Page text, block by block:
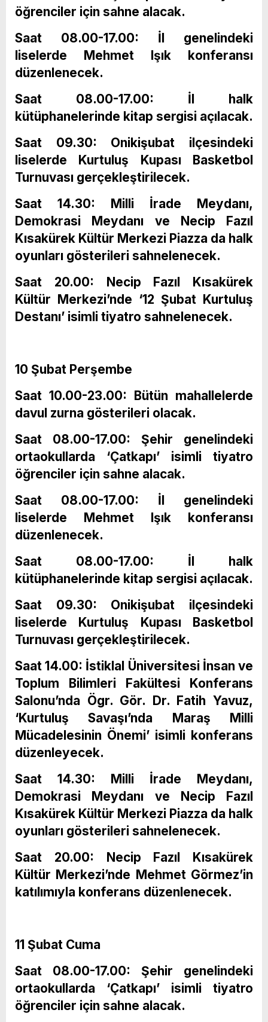
öğrenciler için sahne alacak.
Saat 08.00-17.00: İl genelindeki
liselerde Mehmet Işık konferansı
düzenlenecek.
Saat 08.00-17.00: İl halk
kütüphanelerinde kitap sergisi açılacak.
Saat 09.30: Onikişubat ilçesindeki
liselerde Kurtuluş Kupası Basketbol
Turnuvası gerçekleştirilecek.
Saat 14.30: Milli İrade Meydanı,
Demokrasi Meydanı ve Necip Fazıl
Kısakürek Kültür Merkezi Piazza da halk
oyunları gösterileri sahnelenecek.
Saat 20.00: Necip Fazıl Kısakürek
Kültür Merkezi’nde ‘12 Şubat Kurtuluş
Destanı’ isimli tiyatro sahnelenecek.
10 Şubat Perşembe
Saat 10.00-23.00: Bütün mahallelerde
davul zurna gösterileri olacak.
Saat 08.00-17.00: Şehir genelindeki
ortaokullarda ‘Çatkapı’ isimli tiyatro
öğrenciler için sahne alacak.
Saat 08.00-17.00: İl genelindeki
liselerde Mehmet Işık konferansı
düzenlenecek.
Saat 08.00-17.00: İl halk
kütüphanelerinde kitap sergisi açılacak.
Saat 09.30: Onikişubat ilçesindeki
liselerde Kurtuluş Kupası Basketbol
Turnuvası gerçekleştirilecek.
Saat 14.00: İstiklal Üniversitesi İnsan ve
Toplum Bilimleri Fakültesi Konferans
Salonu’nda Ögr. Gör. Dr. Fatih Yavuz,
‘Kurtuluş Savaşı’nda Maraş Milli
Mücadelesinin Önemi’ isimli konferans
düzenleyecek.
Saat 14.30: Milli İrade Meydanı,
Demokrasi Meydanı ve Necip Fazıl
Kısakürek Kültür Merkezi Piazza da halk
oyunları gösterileri sahnelenecek.
Saat 20.00: Necip Fazıl Kısakürek
Kültür Merkezi’nde Mehmet Görmez’in
katılımıyla konferans düzenlenecek.
11 Şubat Cuma
Saat 08.00-17.00: Şehir genelindeki
ortaokullarda ‘Çatkapı’ isimli tiyatro
öğrenciler için sahne alacak.